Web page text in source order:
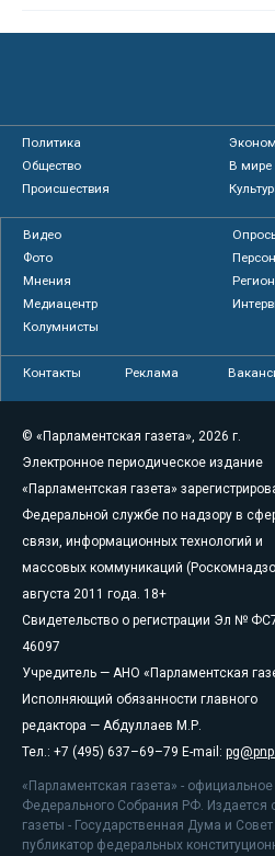
Политика
Общество
В мире
Происшествия
Видео
Фото
Мнения
Медиацентр
Колумнисты
Контакты Реклама
© «Парламентская газета», 2026 г.
Электронное периодическое издание
«Парламентская газета»
Федеральной службе по надзору в
связи, информационных технологий и
массовых коммуникаций
августа 2011 года. 18+
Свидетельство о регистрации Эл №
46097
Учредитель — АНО «Парламентская
Исполняющий обязанности главного
редактора — Абдуллаев М.Р.
Тел.: +7 (495) 637–69–79 E-mail:
«Парламентская газета» -
Федерального Собрания РФ. Издается
газеты - Государственная Дума и
публикатор федеральных